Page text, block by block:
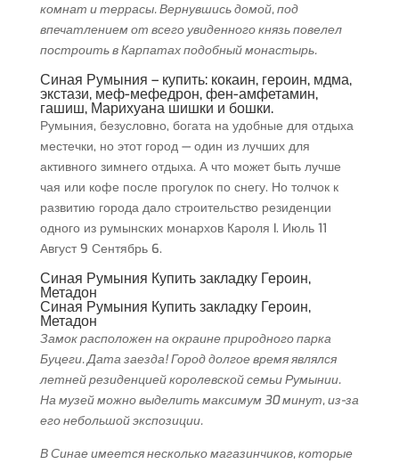
комнат и террасы. Вернувшись домой, под
впечатлением от всего увиденного князь повелел
построить в Карпатах подобный монастырь.
Синая Румыния – купить: кокаин, героин, мдма,
экстази, меф-мефедрон, фен-амфетамин,
гашиш, Марихуана шишки и бошки.
Румыния, безусловно, богата на удобные для отдыха
местечки, но этот город — один из лучших для
активного зимнего отдыха. А что может быть лучше
чая или кофе после прогулок по снегу. Но толчок к
развитию города дало строительство резиденции
одного из румынских монархов Кароля I. Июль 11
Август 9 Сентябрь 6.
Синая Румыния Купить закладку Героин,
Метадон
Синая Румыния Купить закладку Героин,
Метадон
Замок расположен на окраине природного парка
Буцеги. Дата заезда! Город долгое время являлся
летней резиденцией королевской семьи Румынии.
На музей можно выделить максимум 30 минут, из-за
его небольшой экспозиции.
В Синае имеется несколько магазинчиков, которые